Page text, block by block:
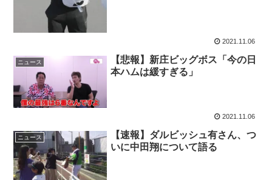
2021.11.06
ニュース
【悲報】新庄ビッグボス「今の日
本ハムは緩すぎる」
2021.11.06
ニュース
【速報】ダルビッシュ有さん、つ
いに中田翔について語る